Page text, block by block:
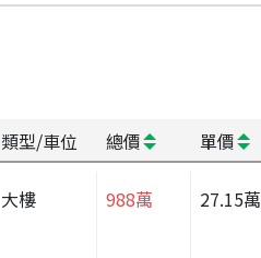
類型/車位 總價 單價
大樓 988萬 27.15萬